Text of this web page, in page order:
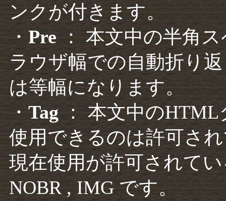
ンクが付きます。
・Pre： 本文中の半角
ラウザ幅での自動折り
は等幅になります。
・Tag： 本文中のHTML
使用できるのは許可さ
現在使用が許可されて
NOBR , IMG です。